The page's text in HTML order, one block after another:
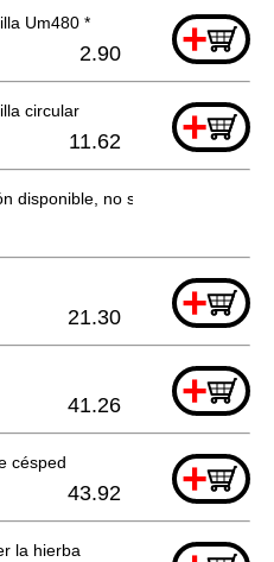
Um480 * +
2.90
circular +
11.62
disponible, no se puede pedir
+
21.30
+
41.26
césped +
43.92
la hierba